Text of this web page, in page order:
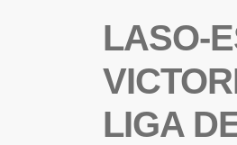
LASO-
LIGA